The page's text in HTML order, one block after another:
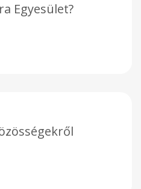
Egyesület?